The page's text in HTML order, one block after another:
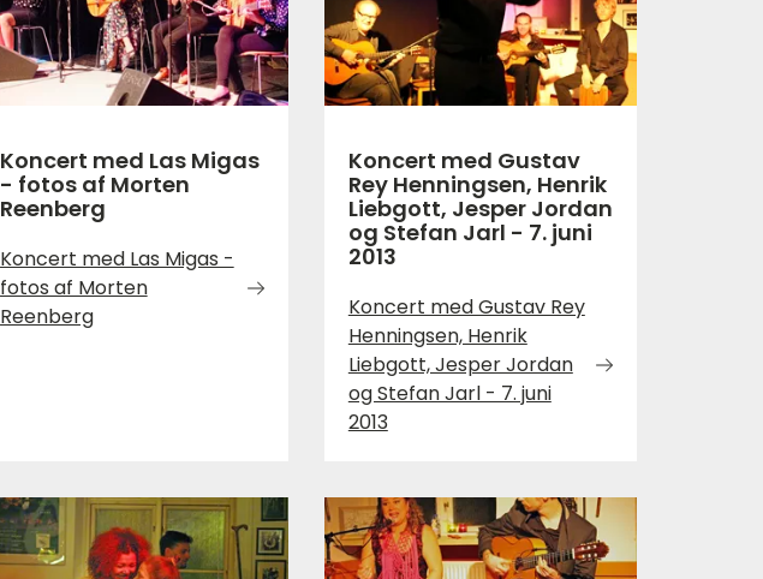
Koncert med Las Migas
- fotos af Morten
Reenberg
Koncert med Las Migas -
fotos af Morten
Reenberg
Koncert med Gustav
Rey Henningsen, Henrik
Liebgott, Jesper Jordan
og Stefan Jarl - 7. juni
2013
Koncert med Gustav Rey
Henningsen, Henrik
Liebgott, Jesper Jordan
og Stefan Jarl - 7. juni
2013